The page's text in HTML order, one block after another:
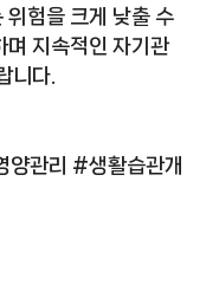
위험을 크게 낮출 수
며 지속적인 자기관
니다.
관리 #생활습관개